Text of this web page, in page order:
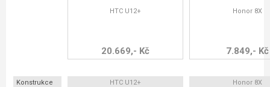
HTC U12+
20.669,- Kč
Honor 8X
7.849,- Kč
Konstrukce HTC U12+
Honor 8X